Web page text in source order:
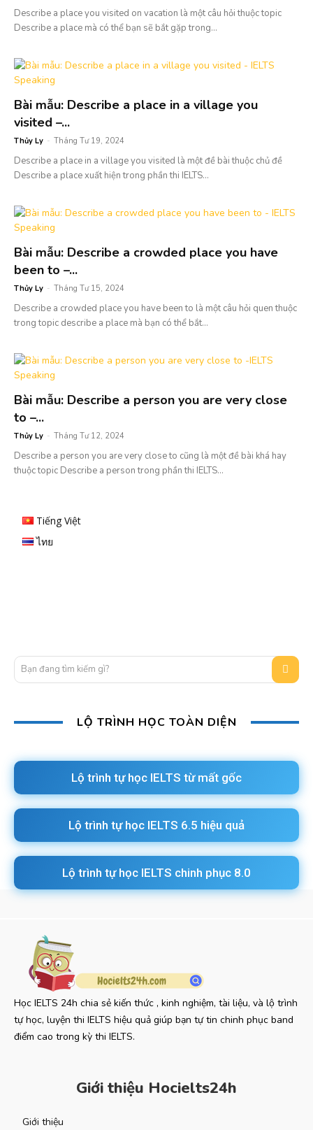
Describe a place you visited on vacation là một câu hỏi thuộc topic
Describe a place mà có thể bạn sẽ bắt gặp trong...
Bài mẫu: Describe a place in a village you
visited –...
Thủy Ly - Tháng Tư 19, 2024
Describe a place in a village you visited là một đề bài thuộc chủ đề
Describe a place xuất hiện trong phần thi IELTS...
Bài mẫu: Describe a crowded place you have
been to –...
Thủy Ly - Tháng Tư 15, 2024
Describe a crowded place you have been to là một câu hỏi quen thuộc
trong topic describe a place mà bạn có thể bắt...
Bài mẫu: Describe a person you are very close
to –...
Thủy Ly - Tháng Tư 12, 2024
Describe a person you are very close to cũng là một đề bài khá hay
thuộc topic Describe a person trong phần thi IELTS...
Tiếng Việt
ไทย
Bạn đang tìm kiếm gì?
LỘ TRÌNH HỌC TOÀN DIỆN
Lộ trình tự học IELTS từ mất gốc
Lộ trình tự học IELTS 6.5 hiệu quả
Lộ trình tự học IELTS chinh phục 8.0
Học IELTS 24h chia sẻ kiến thức , kinh nghiệm, tài liệu, và lộ trình
tự học, luyện thi IELTS hiệu quả giúp bạn tự tin chinh phục band
điểm cao trong kỳ thi IELTS.
Giới thiệu Hocielts24h
Giới thiệu